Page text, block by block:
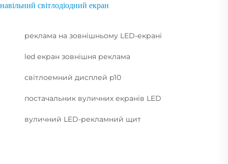
навільний світлодіодний екран
реклама на зовнішньому LED-екрані
led екран зовнішня реклама
світлоемний дисплей p10
постачальник вуличних екранів LED
вуличний LED-рекламний щит